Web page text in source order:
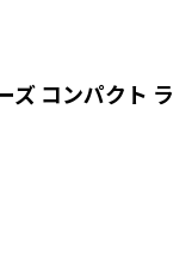
ズ コンパクト ラ